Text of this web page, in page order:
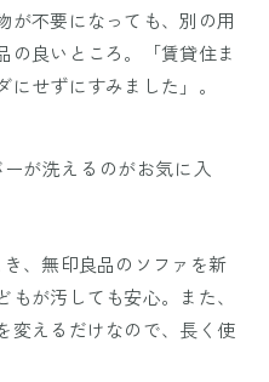
が不要になっても、別の用
の良いところ。「賃貸住ま
せずにすみました」。
が洗えるのがお気に入
、無印良品のソファを新
が汚しても安心。また、
変えるだけなので、長く使